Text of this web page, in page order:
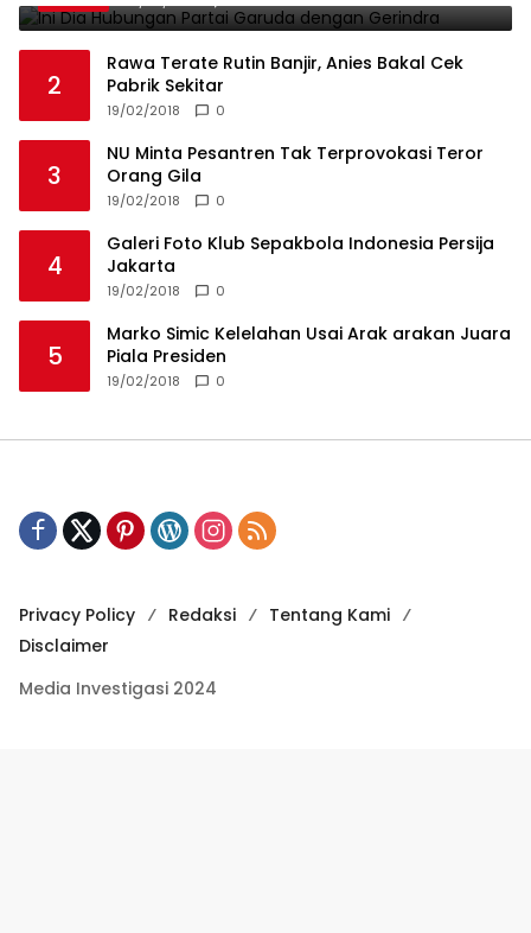
2
Rawa Terate Rutin Banjir, Anies Bakal Cek
Pabrik Sekitar
19/02/2018 0
3
NU Minta Pesantren Tak Terprovokasi Teror
Orang Gila
19/02/2018 0
4
Galeri Foto Klub Sepakbola Indonesia Persija
Jakarta
19/02/2018 0
5
Marko Simic Kelelahan Usai Arak arakan Juara
Piala Presiden
19/02/2018 0
Privacy Policy Redaksi
Tentang Kami
Disclaimer
Media Investigasi 2024